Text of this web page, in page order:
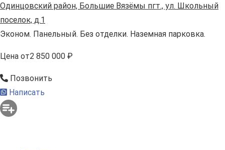
Одинцовский район, Большие Вязёмы пгт., ул. Школьный
поселок, д.1
Эконом. Панельный. Без отделки. Наземная парковка.
Цена от2 850 000 ₽
Позвонить
Написать